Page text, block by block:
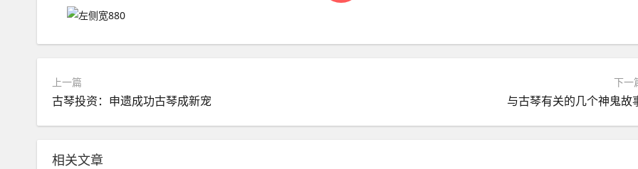
上一篇
古琴投资：申遗成功古琴成新宠
下一
与古琴有关的几个神鬼故
相关文章